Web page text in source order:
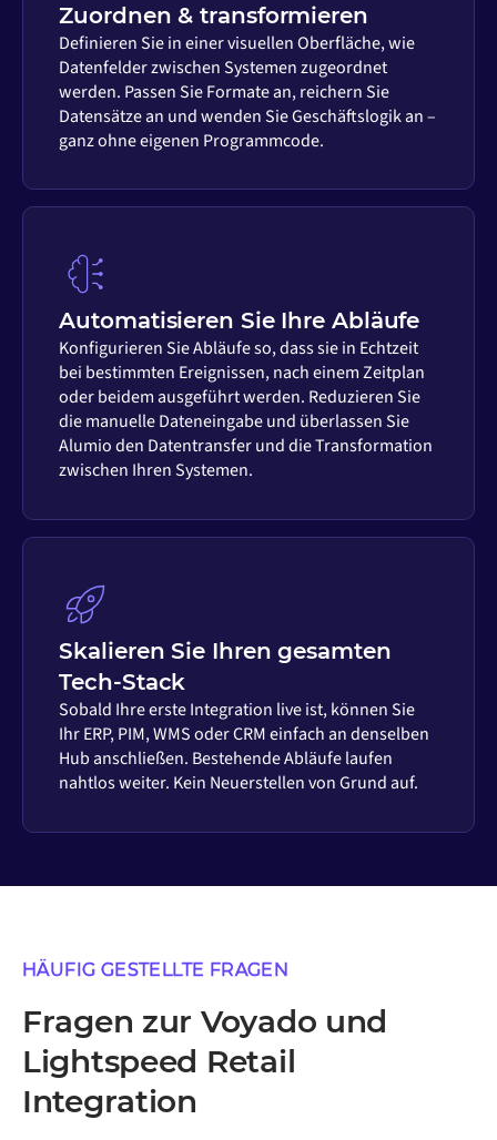
Zuordnen & transformieren
Definieren Sie in einer visuellen Oberfläche, wie
Datenfelder zwischen Systemen zugeordnet
werden. Passen Sie Formate an, reichern Sie
Datensätze an und wenden Sie Geschäftslogik an –
ganz ohne eigenen Programmcode.
Automatisieren Sie Ihre Abläufe
Konfigurieren Sie Abläufe so, dass sie in Echtzeit
bei bestimmten Ereignissen, nach einem Zeitplan
oder beidem ausgeführt werden. Reduzieren Sie
die manuelle Dateneingabe und überlassen Sie
Alumio den Datentransfer und die Transformation
zwischen Ihren Systemen.
Skalieren Sie Ihren gesamten
Tech-Stack
Sobald Ihre erste Integration live ist, können Sie
Ihr ERP, PIM, WMS oder CRM einfach an denselben
Hub anschließen. Bestehende Abläufe laufen
nahtlos weiter. Kein Neuerstellen von Grund auf.
HÄUFIG GESTELLTE FRAGEN
Fragen zur Voyado und
Lightspeed Retail
Integration